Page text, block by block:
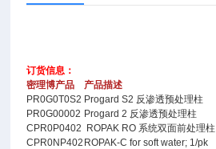
订货信息：
密理博产品
产品描述
PR0G0T0S2 Progard S2 反渗透预处理柱
PR0G00002 Progard 2 反渗透预处理柱
CPR0P0402
ROPAK RO 系统双面前处理柱
CPR0NP402 ROPAK-C for soft water; 1/pk